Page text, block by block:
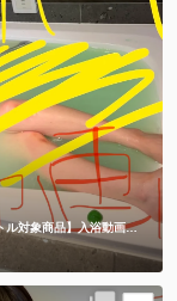
【26年春バトル対象商品】入浴動画㊙️チャイナドレスでLUSHバスボム💕生ぬぎ🫣